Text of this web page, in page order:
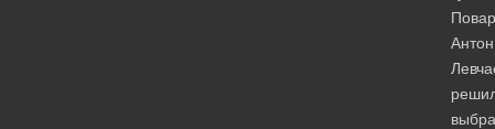
Повар
Антон